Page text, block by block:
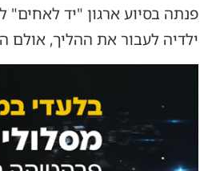
פנתה בסיוע ארגון "יד
ילדיה לעבור את ההליך,